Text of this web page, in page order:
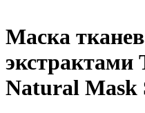
Маска
экстрактами
Natural Mask